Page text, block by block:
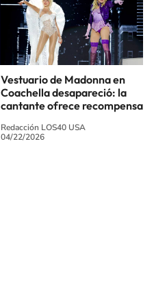
Vestuario de Madonna en
Coachella desapareció: la
cantante ofrece recompensa
Redacción LOS40 USA
04/22/2026